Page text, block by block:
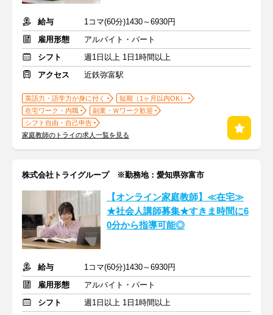
給与
1コマ(60分)1430～6930円
雇用形態
アルバイト・パート
シフト
週1日以上 1日1時間以上
アクセス
近鉄弥富駅
英語力・語学力が身に付く
短期（1ヶ月以内OK）
在宅ワーク・内職
副業・Ｗワーク歓迎
シフト自由・自己申告
家庭教師のトライの求人一覧を見る
株式会社トライグループ ※勤務地：愛知県弥富市
【オンライン家庭教師】≪在宅≫
★社会人講師募集★すきま時間に6
0分から指導可能◎
給与
1コマ(60分)1430～6930円
雇用形態
アルバイト・パート
シフト
週1日以上 1日1時間以上